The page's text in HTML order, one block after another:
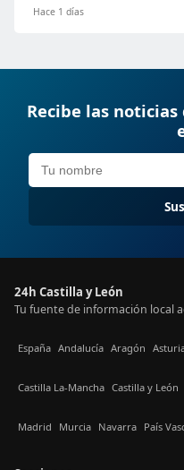
Hace 1 días
Recibe las
24h Castilla y León
Tu fuente de información local
España Andalucía Aragón
Castilla La-Mancha Castilla y León
Madrid Murcia Navarra País